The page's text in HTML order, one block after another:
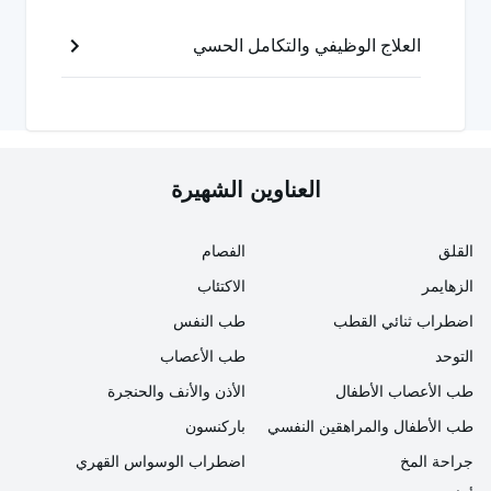
على الرغم من أنه لم يتم إثبات أسباب الت
وحد اللانمطي
أوجه القصور في بعض تخليق البروتين اعتماداً على
يُعتقد أنها إحدى المشاكل التي تسببها الولادة المبكرة
الولادة القيصرية
استخدام مواد معينة أثناء الحمل
العلاج الوظيفي والتكامل الحسي
العناوين الشهيرة
القلق
الزهايمر
اضطراب ثنائي القطب
التوحد
طب الأعصاب الأطفال
الفصام
الاكتئاب
طب النفس
طب الأعصاب
الأذن والأنف والحنجرة
طب الأطفال والمراهقين النفسي
جراحة المخ
باركنسون
اضطراب الوسواس القهري